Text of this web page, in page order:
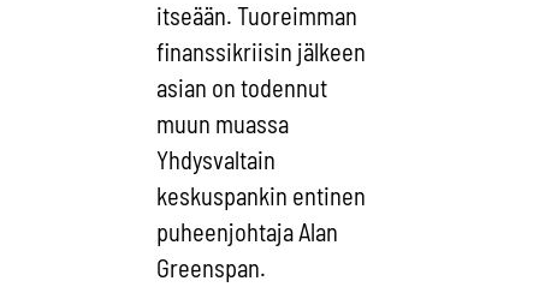
itseään. Tuoreimman
finanssikriisin jälkeen
asian on todennut
muun muassa
Yhdysvaltain
keskuspankin entinen
puheenjohtaja Alan
Greenspan.